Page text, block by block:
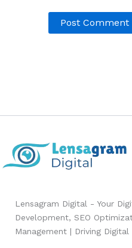
Lensagram Digital - Your
Development, SEO
Management | Driving